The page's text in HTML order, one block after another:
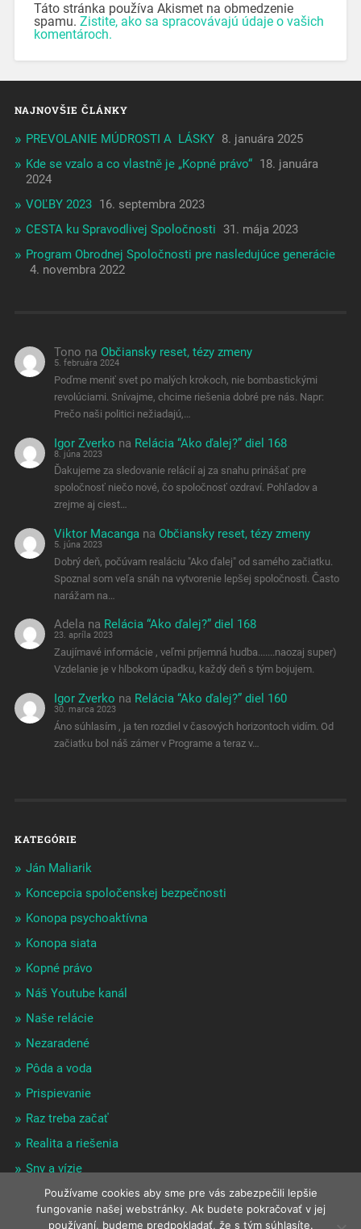
Táto stránka používa Akismet na obmedzenie
spamu. Zistite, ako sa spracovávajú údaje o vašich
komentároch.
NAJNOVŠIE ČLÁNKY
PREVOLANIE MÚDROSTI A LÁSKY 8. januára 2025
Kde se vzalo a co vlastně je „Kopné právo“ 18. januára
2024
VOĽBY 2023 16. septembra 2023
CESTA ku Spravodlivej Spoločnosti 31. mája 2023
Program Obrodnej Spoločnosti pre nasledujúce generácie
4. novembra 2022
Tono na Občiansky reset, tézy zmeny
5. februára 2024
Poďme meniť svet po malých krokoch, nie bombastickými
revolúciami. Snívajme, chcime riešenia dobré pre nás. Napr:
Prečo naši politici nežiadajú,…
Igor Zverko na Relácia “Ako ďalej?” diel 168
8. júna 2023
Ďakujeme za sledovanie relácií aj za snahu prinášať pre
spoločnosť niečo nové, čo spoločnosť ozdraví. Pohľadov a
zrejme aj ciest…
Viktor Macanga na Občiansky reset, tézy zmeny
5. júna 2023
Dobrý deň, počúvam realáciu "Ako ďalej" od samého začiatku.
Spoznal som veľa snáh na vytvorenie lepšej spoločnosti. Často
narážam na…
Adela na Relácia “Ako ďalej?” diel 168
23. apríla 2023
Zaujímavé informácie , veľmi príjemná hudba.......naozaj super)
Vzdelanie je v hlbokom úpadku, každý deň s tým bojujem.
Igor Zverko na Relácia “Ako ďalej?” diel 160
30. marca 2023
Áno súhlasím , ja ten rozdiel v časových horizontoch vidím. Od
začiatku bol náš zámer v Programe a teraz v…
KATEGÓRIE
Ján Maliarik
Koncepcia spoločenskej bezpečnosti
Konopa psychoaktívna
Konopa siata
Kopné právo
Náš Youtube kanál
Naše relácie
Nezaradené
Pôda a voda
Prispievanie
Raz treba začať
Realita a riešenia
Sny a vízie
Zaujímavé odrazy
Používame cookies aby sme pre vás zabezpečili lepšie
fungovanie našej webstránky. Ak budete pokračovať v jej
používaní, budeme predpokladať, že s tým súhlasíte.